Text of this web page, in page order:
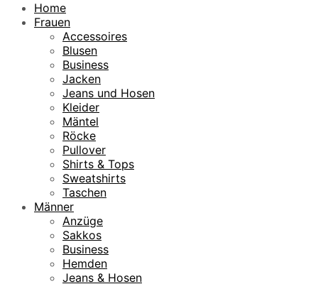
Home
Frauen
Accessoires
Blusen
Business
Jacken
Jeans und Hosen
Kleider
Mäntel
Röcke
Pullover
Shirts & Tops
Sweatshirts
Taschen
Männer
Anzüge
Sakkos
Business
Hemden
Jeans & Hosen